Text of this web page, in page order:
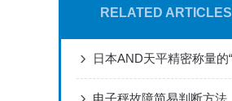
RELATED ARTICLES
电子秤故障简易判断方法